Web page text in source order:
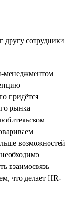
другу сотрудники
менеджментом
придётся
рынка
возможностей
взаимосвязь
что делает HR-